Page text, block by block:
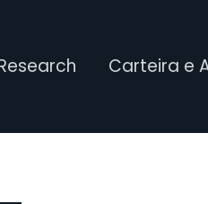
Carteira e